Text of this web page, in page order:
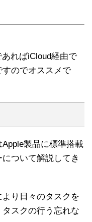
ればiCloud経由で
すのでオススメで
製品に標準搭載
ついて解説してき
り日々のタスクを
スクの行う忘れな